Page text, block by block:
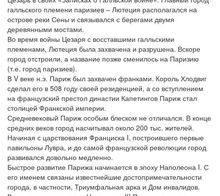
галльского племени паризиев – Лютеция располагался на
острове реки Сены и связывался с берегами двумя
деревянными мостами.
Во время войны Цезаря с восставшими галльскими
племенами, Лютеция была захвачена и разрушена. Вскоре
город отстроили, а название позже сменилось на Паризию
(т.е. город паризиев).
В V веке н.э. Париж был захвачен франками. Король Хлодвиг
сделал его в 508 году своей резиденцией, а со вступлением
на французский престол династии Капетингов Париж стал
столицей Франкской империи.
Средневековый Париж особым блеском не отличался. В конце
средних веков город насчитывал около 200 тыс. жителей.
Начиная с царствования Франциска I, построившего первые
павильоны Лувра, и до самой французской революции город
развивался довольно медленно.
Быстрое развитие Парижа начинается в эпоху Наполеона I. С
его именем связаны известнейшие достопримечательности
города, в частности, Триумфальная арка и Дом инвалидов.